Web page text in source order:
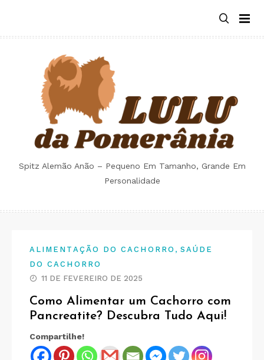
content
Spitz Alemão Anão – Pequeno Em Tamanho, Grande Em
Personalidade
ALIMENTAÇÃO DO CACHORRO , SAÚDE
DO CACHORRO
11 DE FEVEREIRO DE 2025
Como Alimentar um Cachorro com
Pancreatite? Descubra Tudo Aqui!
Compartilhe!